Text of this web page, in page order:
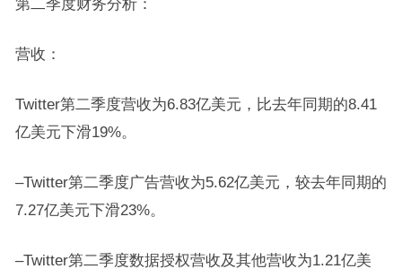
第二季度财务分析：
营收：
Twitter第二季度营收为6.83亿美元，比去年同期的8.41
亿美元下滑19%。
–Twitter第二季度广告营收为5.62亿美元，较去年同期的
7.27亿美元下滑23%。
–Twitter第二季度数据授权营收及其他营收为1.21亿美